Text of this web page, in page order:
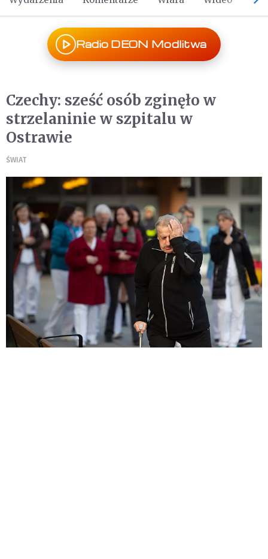
Radio DEON Modlitwa
Czechy: sześć osób zginęło w
strzelaninie w szpitalu w
Ostrawie
ŚWIAT